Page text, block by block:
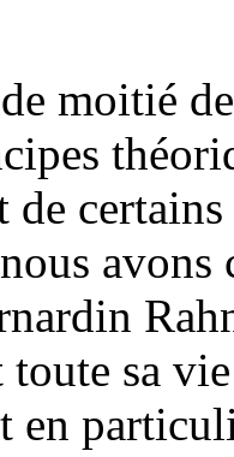
moitié
de
sa
en